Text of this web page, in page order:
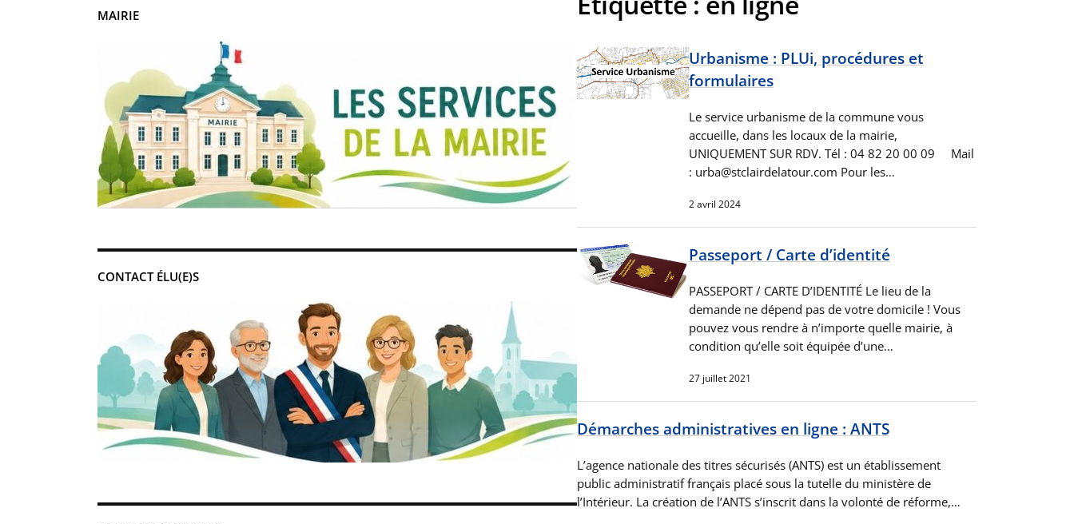
MAIRIE
CONTACT ÉLU(E)S
Urbanisme : PLUi, procédures et
formulaires
Le service urbanisme de la commune vous
accueille, dans les locaux de la mairie,
UNIQUEMENT SUR RDV. Tél : 04 82 20 00 09 Mail
: urba@stclairdelatour.com Pour les…
2 avril 2024
Passeport / Carte d’identité
PASSEPORT / CARTE D’IDENTITÉ Le lieu de la
demande ne dépend pas de votre domicile ! Vous
pouvez vous rendre à n’importe quelle mairie, à
condition qu’elle soit équipée d’une…
27 juillet 2021
Démarches administratives en ligne : ANTS
L’agence nationale des titres sécurisés (ANTS) est un établissement
public administratif français placé sous la tutelle du ministère de
l’Intérieur. La création de l’ANTS s’inscrit dans la volonté de réforme,…